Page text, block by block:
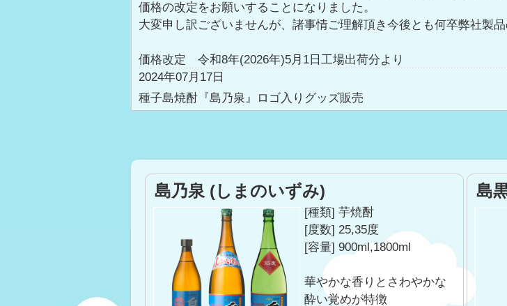
価格の改定をお願いすることになりました。
大変申し訳ございませんが、諸事情ご理解頂き今後とも何卒弊社製
価格改定 令和8年(2026年)5月1日工場出荷分より
2024年07月17日
種子島焼酎『島乃泉』ロゴ入りグッズ販売
2022年08月12日
価格改定について
平素より四元酒造をご利用いただき、誠にありがとうございます。
さて、昨今の燃料費の高騰により、資材全般・諸運賃の価格にも影
重ねて参りましたが、状況は厳しく価格の改定をお願いすることに
大変申し訳ありませんが、諸事情ご理解頂き今後とも何卒、弊社製
島乃泉 (しまのいずみ)
[種類] 芋焼酎
[度数] 25,35度
[容量] 900ml,1800ml
華やかな香りとさわやかな
酔い覚めが特徴
島